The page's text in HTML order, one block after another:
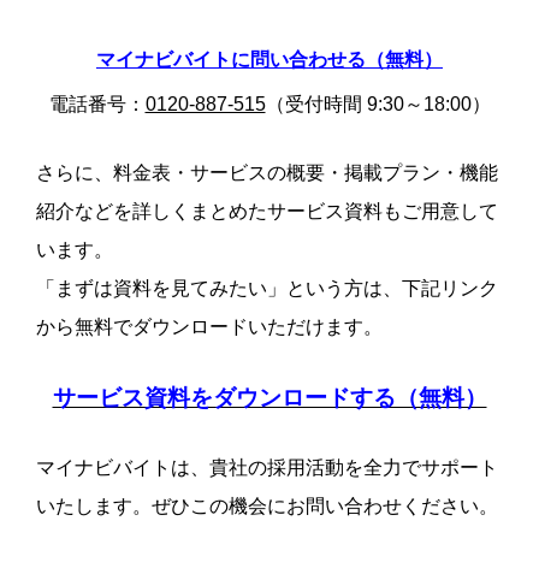
マイナビバイトに問い合わせる（無料）
電話番号： 0120-887-515（受付時間 9:30～18:00）
さらに、料金表・サービスの概要・掲載プラン・機能
紹介などを詳しくまとめたサービス資料もご用意して
います。
「まずは資料を見てみたい」という方は、下記リンク
から無料でダウンロードいただけます。
サービス資料をダウンロードする（無料）
マイナビバイトは、貴社の採用活動を全力でサポート
いたします。ぜひこの機会にお問い合わせください。